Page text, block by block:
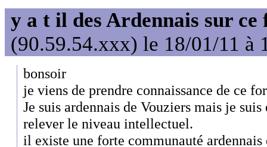
y a t il des Ardennais sur ce
(90.59.54.xxx) le 18/01/11 à
bonsoir
je viens de prendre connaissance de ce
Je suis ardennais de Vouziers mais je
relever le niveau intellectuel.
il existe une forte communauté ardennais